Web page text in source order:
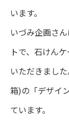
います。
いづみ企画さ
トで、石けん
いただきまし
箱)の「デザイ
ています。